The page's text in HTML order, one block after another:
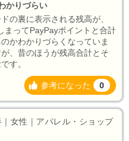
かりづらい
の裏に表示される残高が、
まってPayPayポイントと合計
かわかりづらくなっていま
、昔のほうが残高合計とそ
す。
参考になった 0
女性｜アパレル・ショップ